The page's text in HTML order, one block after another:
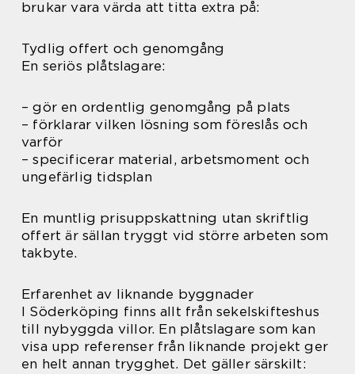
brukar vara värda att titta extra på:
Tydlig offert och genomgång
En seriös plåtslagare:
– gör en ordentlig genomgång på plats
– förklarar vilken lösning som föreslås och
varför
– specificerar material, arbetsmoment och
ungefärlig tidsplan
En muntlig prisuppskattning utan skriftlig
offert är sällan tryggt vid större arbeten som
takbyte.
Erfarenhet av liknande byggnader
I Söderköping finns allt från sekelskifteshus
till nybyggda villor. En plåtslagare som kan
visa upp referenser från liknande projekt ger
en helt annan trygghet. Det gäller särskilt: